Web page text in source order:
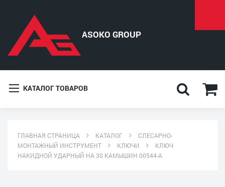
КАТАЛОГ ТОВАРОВ
ГЛАВНАЯ СТРАНИЦА КАТАЛОГ
СЛЕСАРНО-
МОНТАЖНЫЙ ИНСТРУМЕНТ
КЛЮЧИ
КЛЮЧ
НАКИДНОЙ УДАРНЫЙ НА 30 КАМЫШИН 00544-А